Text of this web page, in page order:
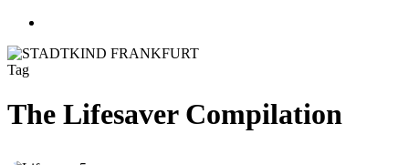
Tag
The Lifesaver Compilation